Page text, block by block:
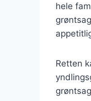
hele
Retten